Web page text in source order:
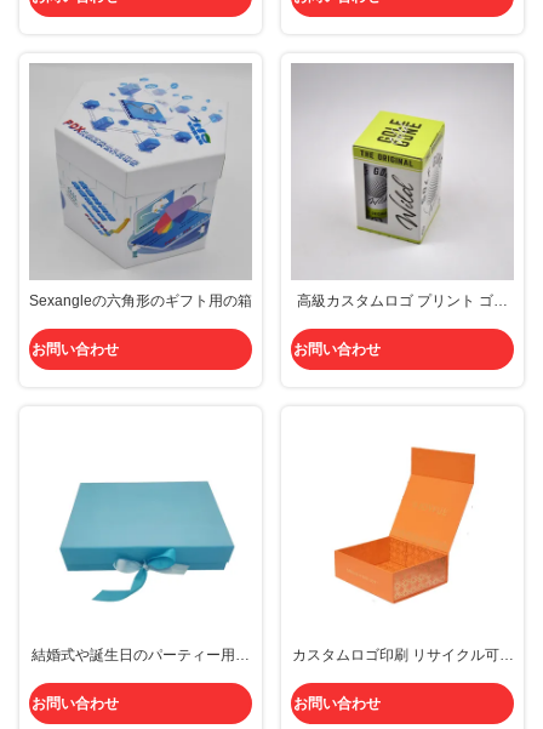
Sexangleの六角形のギフト用の箱
お問い合わせ
高級カスタムロゴ プリント ゴル
とリサイクル紙箱 ファッショント
レンドパッケージング
お問い合わせ
結婚式や誕生日のパーティー用の
解性の手作り高級ギフトボックス
お問い合わせ
カスタムロゴ印刷 リサイクル可能
ゴールドスタンプ
お問い合わせ